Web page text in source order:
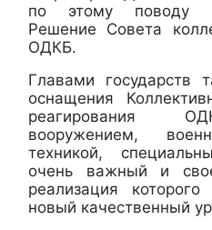
по этому поводу
Решение Совета
ОДКБ.
Главами государств
оснащения
реагирования
вооружением,
техникой,
очень важный и
реализация
новый качественный